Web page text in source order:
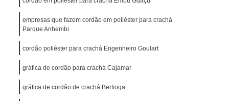
Personalizados Santa Catarina
Personalizada Rio de Janeiro
Crachá Minas Gerais
Personalizada Rio de Janeiro
Rio Grande do Sul
empresas que fazem cordão em poliéster para crachá
Parque Anhembi
cordão poliéster para crachá Engenheiro Goulart
gráfica de cordão para crachá Cajamar
gráfica de cordão de crachá Bertioga